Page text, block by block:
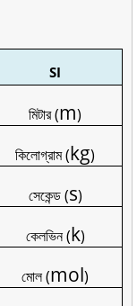
SI
মিটার (m)
কিলোগ্রাম (kg)
সেকেন্ড (s)
কেলভিন (k)
মোল (mol)